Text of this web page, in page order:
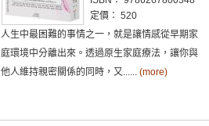
定價： 520
人生中最困難的事情之一，就是讓情感從早期家
庭環境中分離出來。透過原生家庭療法，讓你與
他人維持親密關係的同時，又...... (more)